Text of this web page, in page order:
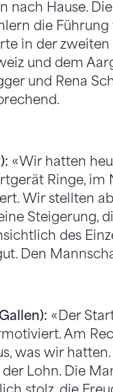
nach Hause.
die Führung
in der
und dem
und Rena
«Wir hatten
Ringe,
Wir stellten
Steigerung,
des
Den
«Der
Am
was wir
Lohn. Die